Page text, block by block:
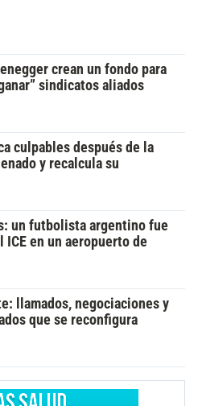
crean un fondo para
sindicatos aliados
culpables después de la
y recalcula su
un futbolista argentino fue
en un aeropuerto de
llamados, negociaciones y
que se reconfigura